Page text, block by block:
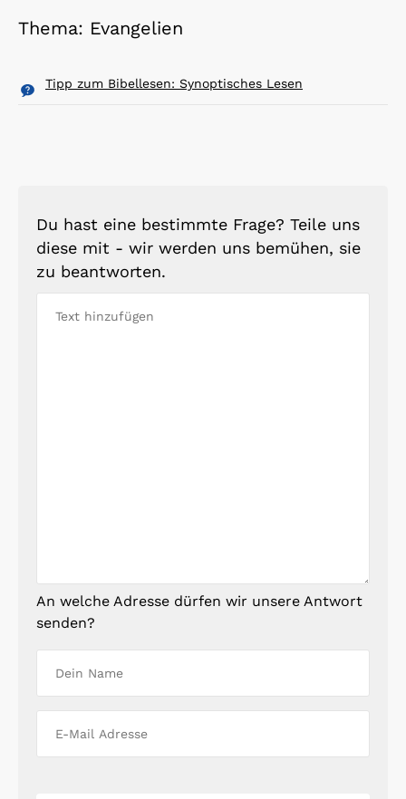
Thema: Evangelien
Tipp zum Bibellesen: Synoptisches Lesen
Du hast eine bestimmte Frage? Teile uns
diese mit - wir werden uns bemühen, sie
zu beantworten.
An welche Adresse dürfen wir unsere Antwort
senden?